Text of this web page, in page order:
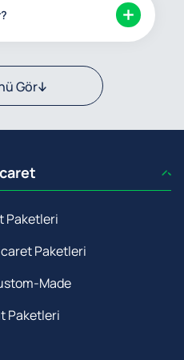
Gör
Paketleri
Paketleri
Made
Paketleri